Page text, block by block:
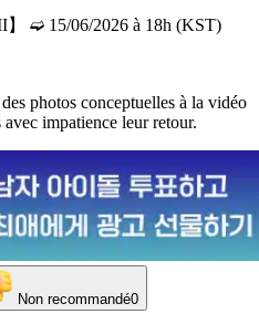
➫ 15/06/2026 à 18h (KST)
photos conceptuelles à la vidéo
impatience leur retour.
Non recommandé0